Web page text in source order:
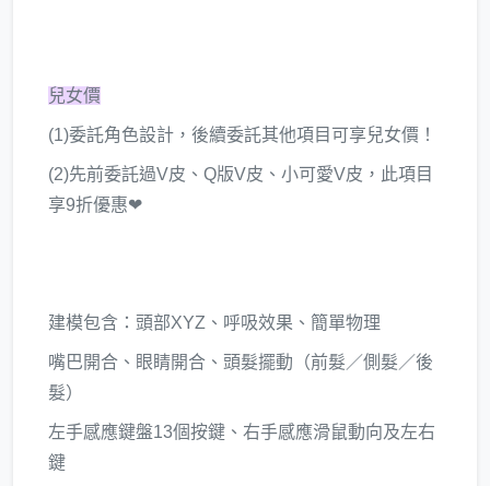
兒女價
(1)委託角色設計，後續委託其他項目可享兒女價！
(2)先前委託過V皮、Q版V皮、小可愛V皮，此項目
享9折優惠❤
建模包含：頭部XYZ、呼吸效果、簡單物理
嘴巴開合、眼睛開合、頭髮擺動（前髮／側髮／後
髮）
左手感應鍵盤13個按鍵、右手感應滑鼠動向及左右
鍵